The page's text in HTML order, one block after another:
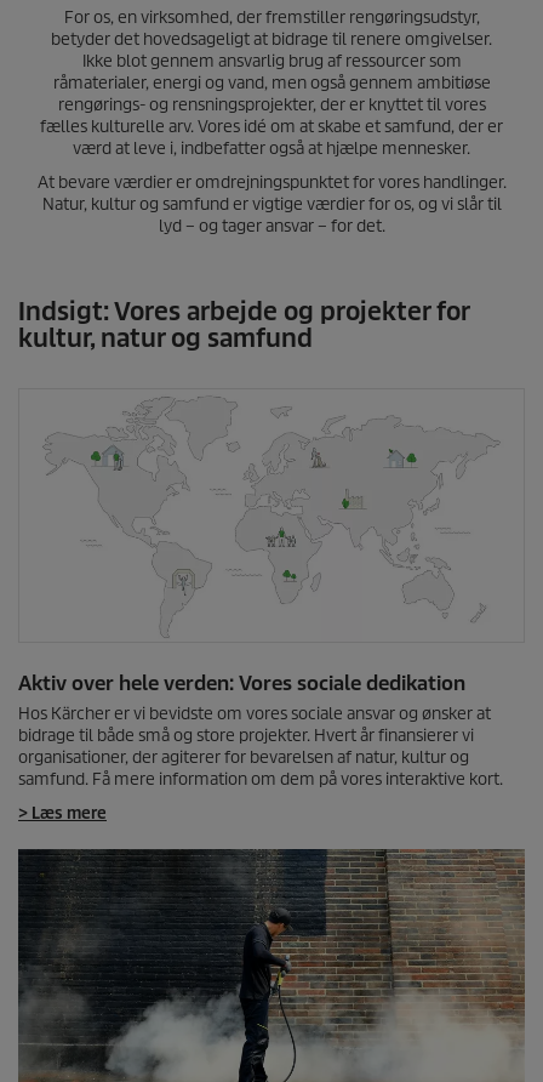
For os, en virksomhed, der fremstiller rengøringsudstyr,
betyder det hovedsageligt at bidrage til renere omgivelser.
Ikke blot gennem ansvarlig brug af ressourcer som
råmaterialer, energi og vand, men også gennem ambitiøse
rengørings- og rensningsprojekter, der er knyttet til vores
fælles kulturelle arv. Vores idé om at skabe et samfund, der er
værd at leve i, indbefatter også at hjælpe mennesker.
At bevare værdier er omdrejningspunktet for vores handlinger.
Natur, kultur og samfund er vigtige værdier for os, og vi slår til
lyd – og tager ansvar – for det.
Indsigt: Vores arbejde og projekter for
kultur, natur og samfund
Aktiv over hele verden: Vores sociale dedikation
Hos Kärcher er vi bevidste om vores sociale ansvar og ønsker at
bidrage til både små og store projekter. Hvert år finansierer vi
organisationer, der agiterer for bevarelsen af natur, kultur og
samfund. Få mere information om dem på vores interaktive kort.
> Læs mere